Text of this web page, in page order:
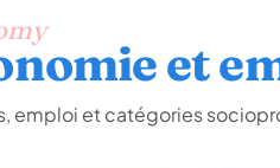
et
emploi et catégories